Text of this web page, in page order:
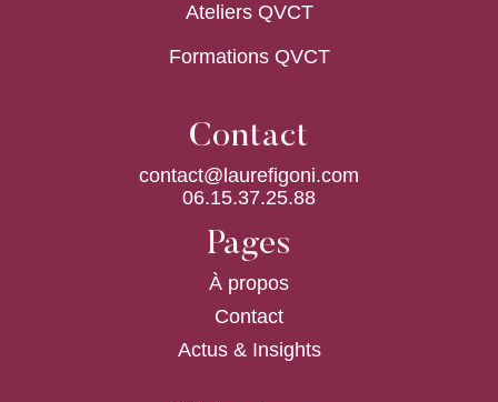
Ateliers QVCT
Formations QVCT
Contact
contact@laurefigoni.com
06.15.37.25.88
Pages
À propos
Contact
Actus & Insights